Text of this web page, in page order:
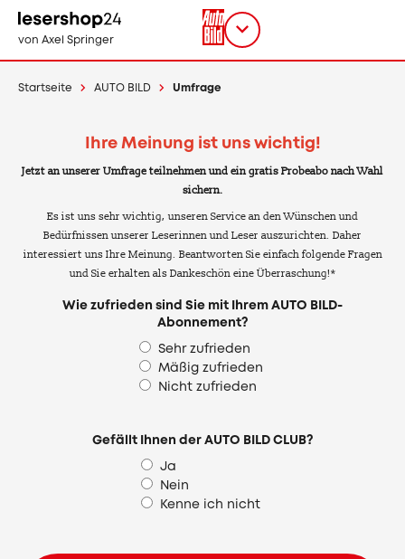
zum
Inhalt
von Axel Springer
Titel
Startseite AUTO BILD Umfrage
Ihre Meinung ist uns wichtig!
Jetzt an unserer Umfrage teilnehmen und ein gratis Probeabo nach Wahl
sichern.
Es ist uns sehr wichtig, unseren Service an den Wünschen und
Bedürfnissen unserer Leserinnen und Leser auszurichten. Daher
interessiert uns Ihre Meinung. Beantworten Sie einfach folgende Fragen
und Sie erhalten als Dankeschön eine Überraschung!*
Wie zufrieden sind Sie mit Ihrem AUTO BILD-
Abonnement?
Sehr zufrieden
Mäßig zufrieden
Nicht zufrieden
Gefällt Ihnen der AUTO BILD CLUB?
Ja
Nein
Kenne ich nicht